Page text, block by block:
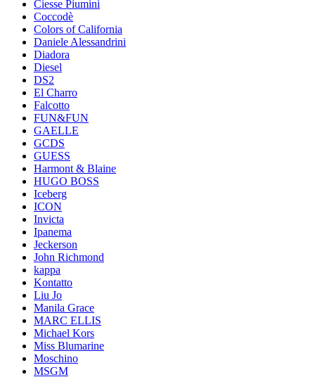
Ciesse Piumini
Coccodè
Colors of California
Daniele Alessandrini
Diadora
Diesel
DS2
El Charro
Falcotto
FUN&FUN
GAELLE
GCDS
GUESS
Harmont & Blaine
HUGO BOSS
Iceberg
ICON
Invicta
Ipanema
Jeckerson
John Richmond
kappa
Kontatto
Liu Jo
Manila Grace
MARC ELLIS
Michael Kors
Miss Blumarine
Moschino
MSGM